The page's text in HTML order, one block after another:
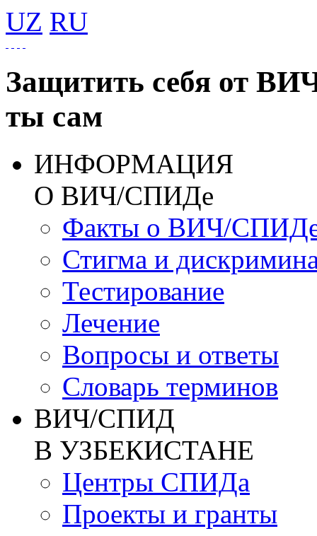
UZ RU
Защитить себя от
ты сам
ИНФОРМАЦИЯ
О ВИЧ/СПИДе
Факты о ВИЧ/
Стигма и
Тестирование
Лечение
Вопросы и ответы
Словарь терминов
ВИЧ/СПИД
В УЗБЕКИСТАНЕ
Центры СПИДа
Проекты и гранты